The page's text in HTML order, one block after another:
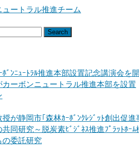
ﾞﾝﾆｭｰﾄﾗﾙ推進本部設置記念講演会を
ーボンニュートラル推進本部を設置
が静岡市｢森林ｶｰﾎﾞﾝｸﾚｼﾞｯﾄ創出促
同研究～脱炭素ﾋﾞｼﾞﾈｽ推進ﾌﾟﾗｯﾄﾎｰ
委託研究